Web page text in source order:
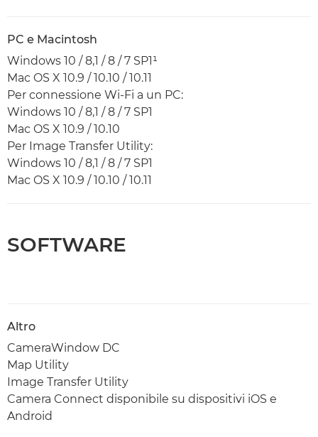
PC e Macintosh
Windows 10 / 8,1 / 8 / 7 SP1¹
Mac OS X 10.9 / 10.10 / 10.11
Per connessione Wi-Fi a un PC:
Windows 10 / 8,1 / 8 / 7 SP1
Mac OS X 10.9 / 10.10
Per Image Transfer Utility:
Windows 10 / 8,1 / 8 / 7 SP1
Mac OS X 10.9 / 10.10 / 10.11
SOFTWARE
Altro
CameraWindow DC
Map Utility
Image Transfer Utility
Camera Connect disponibile su dispositivi iOS e
Android